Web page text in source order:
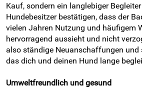
Kauf, sondern ein langlebiger
Hundebesitzer bestätigen, dass der
vielen Jahren Nutzung und häufigem
hervorragend aussieht und nicht
also ständige Neuanschaffungen und
das dich und deinen Hund lange
Umweltfreundlich und gesund